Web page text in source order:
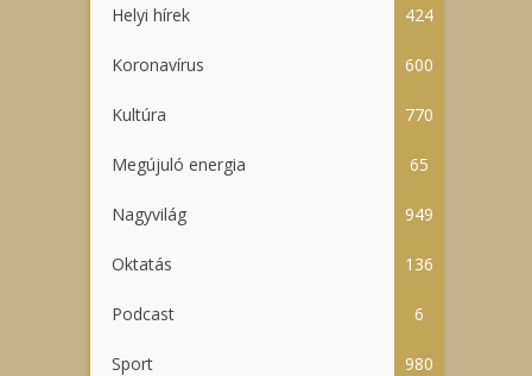
Helyi hírek 424
Koronavírus 600
Kultúra 770
Megújuló energia 65
Nagyvilág 949
Oktatás 136
Podcast 6
Sport 980